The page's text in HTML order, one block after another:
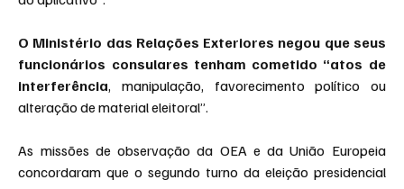
O Ministério das Relações Exteriores negou que seus
funcionários consulares tenham cometido “atos de
interferência, manipulação, favorecimento político ou
alteração de material eleitoral”.
As missões de observação da OEA e da União Europeia
concordaram que o segundo turno da eleição presidencial